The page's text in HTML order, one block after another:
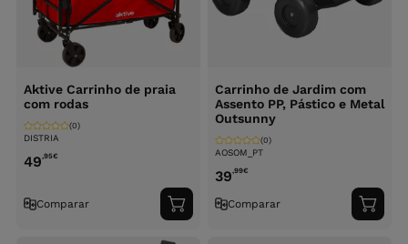
Aktive Carrinho de praia
com rodas
DISTRIA
(0)
49,95€
Comparar
Adicionar
ao
Carrinho de Jardim com
Assento PP, Pástico e Metal
Outsunny
AOSOM_PT
(0)
39,99€
Comparar
ao